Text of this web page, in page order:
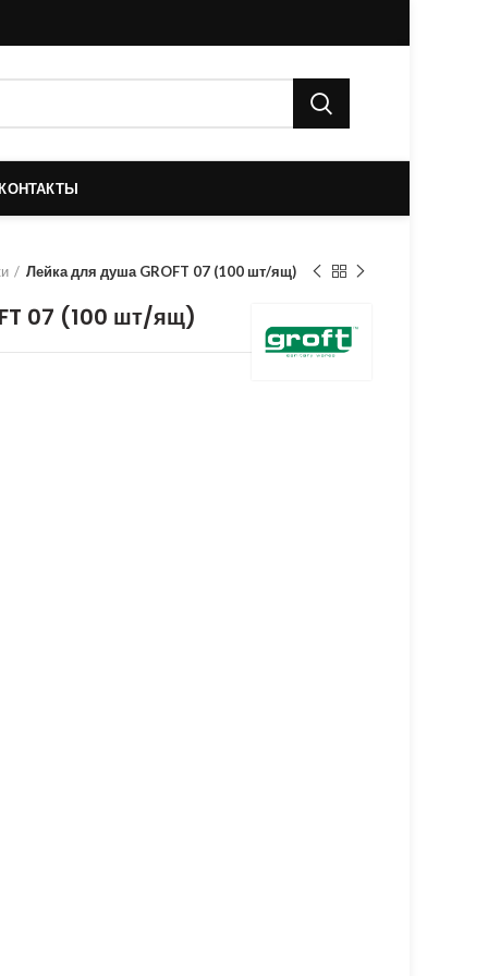
Лейка для душа GROFT 07 (100 шт/ящ)
07 (100 шт/ящ)